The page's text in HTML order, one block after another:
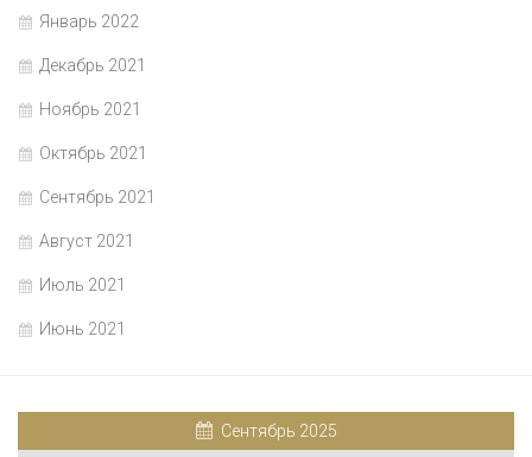
Январь 2022
Декабрь 2021
Ноябрь 2021
Октябрь 2021
Сентябрь 2021
Август 2021
Июль 2021
Июнь 2021
Сентябрь 2025